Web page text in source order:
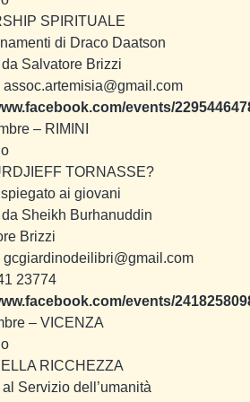
SPIRITUALE
di Draco Daatson
Salvatore Brizzi
events/
– RIMINI
TORNASSE?
ai giovani
Sheikh Burhanuddin
Brizzi
gcgiardinodeilibri@gmail.com
23774
events/
– VICENZA
RICCHEZZA
al Servizio dell’umanità